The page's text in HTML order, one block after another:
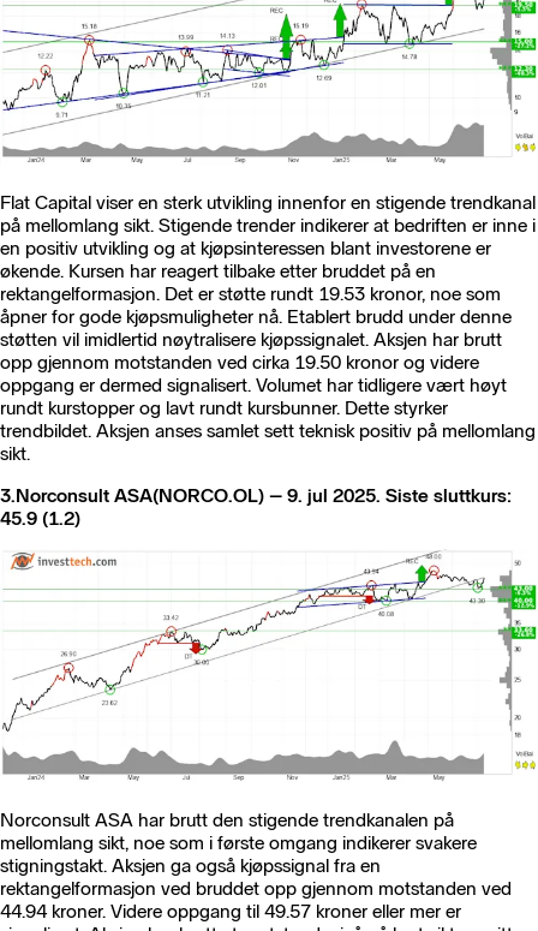
Flat Capital viser en sterk utvikling innenfor en stigende trendkanal
på mellomlang sikt. Stigende trender indikerer at bedriften er inne i
en positiv utvikling og at kjøpsinteressen blant investorene er
økende. Kursen har reagert tilbake etter bruddet på en
rektangelformasjon. Det er støtte rundt 19.53 kronor, noe som
åpner for gode kjøpsmuligheter nå. Etablert brudd under denne
støtten vil imidlertid nøytralisere kjøpssignalet. Aksjen har brutt
opp gjennom motstanden ved cirka 19.50 kronor og videre
oppgang er dermed signalisert. Volumet har tidligere vært høyt
rundt kurstopper og lavt rundt kursbunner. Dette styrker
trendbildet. Aksjen anses samlet sett teknisk positiv på mellomlang
sikt.
3.Norconsult ASA(NORCO.OL) – 9. jul 2025. Siste sluttkurs:
45.9 (1.2)
Norconsult ASA har brutt den stigende trendkanalen på
mellomlang sikt, noe som i første omgang indikerer svakere
stigningstakt. Aksjen ga også kjøpssignal fra en
rektangelformasjon ved bruddet opp gjennom motstanden ved
44.94 kroner. Videre oppgang til 49.57 kroner eller mer er